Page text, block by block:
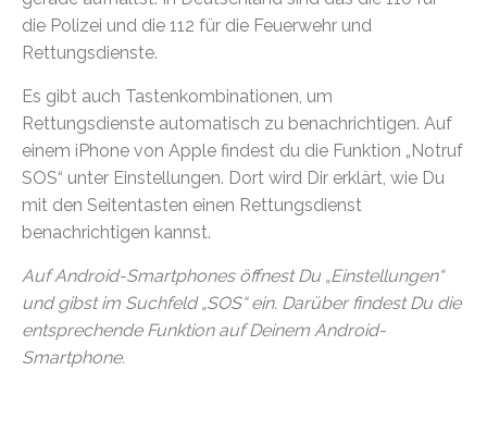
die Polizei und die 112 für die Feuerwehr und
Rettungsdienste.
Es gibt auch Tastenkombinationen, um
Rettungsdienste automatisch zu benachrichtigen. Auf
einem iPhone von Apple findest du die Funktion „Notruf
SOS“ unter Einstellungen. Dort wird Dir erklärt, wie Du
mit den Seitentasten einen Rettungsdienst
benachrichtigen kannst.
Auf Android-Smartphones öffnest Du „Einstellungen“
und gibst im Suchfeld „SOS“ ein. Darüber findest Du die
entsprechende Funktion auf Deinem Android-
Smartphone.